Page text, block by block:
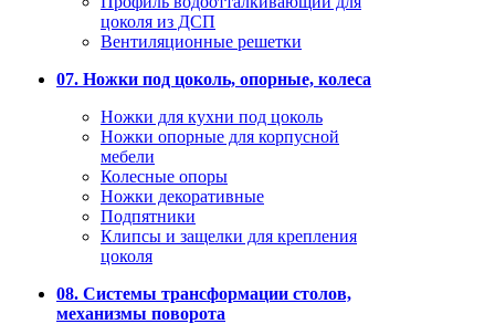
цоколя из ДСП
Вентиляционные решетки
07. Ножки под цоколь, опорные, колеса
Ножки для кухни под цоколь
Ножки опорные для корпусной
мебели
Колесные опоры
Ножки декоративные
Подпятники
Клипсы и защелки для крепления
цоколя
08. Системы трансформации столов,
механизмы поворота